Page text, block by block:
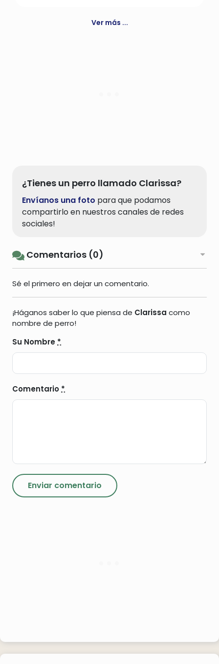
Ver más ...
¿Tienes un perro llamado Clarissa?
Envíanos una foto para que podamos
compartirlo en nuestros canales de redes
sociales!
Comentarios (0)
Sé el primero en dejar un comentario.
¡Háganos saber lo que piensa de Clarissa como
nombre de perro!
Su Nombre *
Comentario *